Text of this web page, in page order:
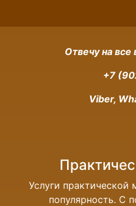
Отвечу на
+7
Viber,
Услуги практической
популярность. С